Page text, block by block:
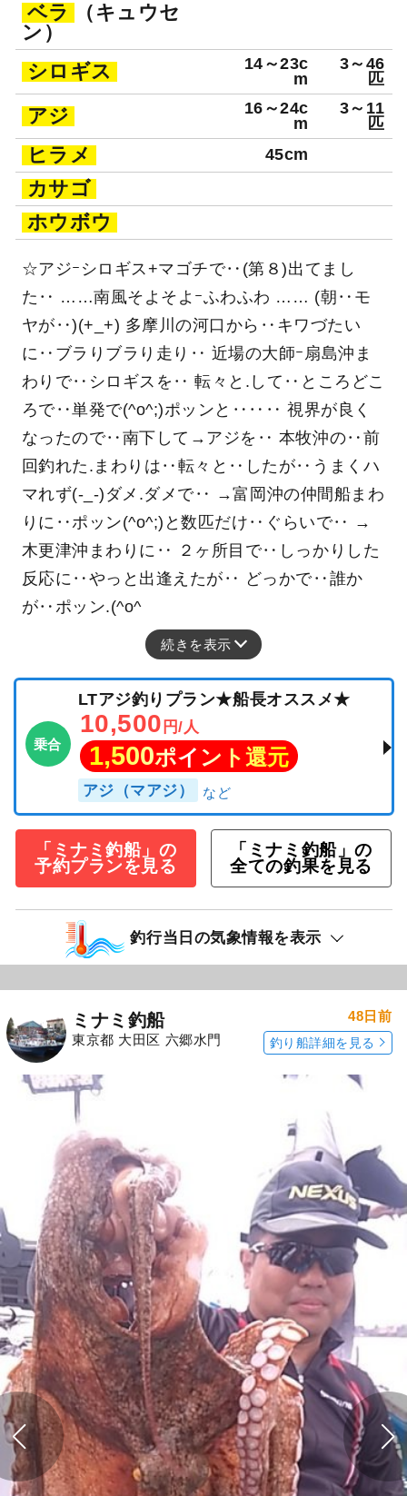
ベラ
（キュウセ
ン）
シロギス
14～23c
m
3～46
匹
アジ
16～24c
m
3～11
匹
ヒラメ 45cm
カサゴ
ホウボウ
☆アジｰシロギス+マゴチで‥(第８)出てまし
た‥ ……南風そよそよｰふわふわ …… (朝‥モ
ヤが‥)(+_+) 多摩川の河口から‥キワづたい
に‥ブラりブラり走り‥ 近場の大師ｰ扇島沖ま
わりで‥シロギスを‥ 転々と.して‥ところどこ
ろで‥単発で(^o^;)ポッンと‥‥‥ 視界が良く
なったので‥南下して→アジを‥ 本牧沖の‥前
回釣れた.まわりは‥転々と‥したが‥うまくハ
マれず(-_-)ダメ.ダメで‥ →富岡沖の仲間船まわ
りに‥ポッン(^o^;)と数匹だけ‥ぐらいで‥ →
木更津沖まわりに‥ ２ヶ所目で‥しっかりした
反応に‥やっと出逢えたが‥ どっかで‥誰か
が‥ポッン.(^o^
続きを表示
乗合
LTアジ釣りプラン★船長オススメ★
10,500 円/人
1,500ポイント還元
アジ（マアジ）
「ミナミ釣船」の
予約プランを見る
「ミナミ釣船」の
全ての釣果を見る
釣行当日の気象情報を表示
ミナミ釣船
東京都 大田区 六郷水門
48日前
釣り船詳細を見る